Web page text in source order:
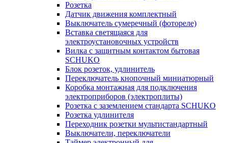
Розетка
Датчик движения комплектный
Выключатель сумеречный (фотореле)
Вставка светящаяся для
электроустановочных устройств
Вилка с защитным контактом бытовая
SCHUKO
Блок розеток, удлинитель
Переключатель кнопочный миниатюрный
Коробка монтажная для подключения
электроприборов (электроплиты)
Розетка с заземлением стандарта SCHUKO
Розетка удлинителя
Переходник розетки мультистандартный
Выключатели, переключатели